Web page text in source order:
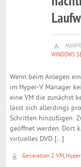
WINDOWS
Wenn beim Anlegen
im Hyper-V Manager
eine VM die zunächst
lässt sich allerdings
Schritten hinzufügen:
geöffnet werden. Dort
virtuelles DVD […]
Generation 2 VM,